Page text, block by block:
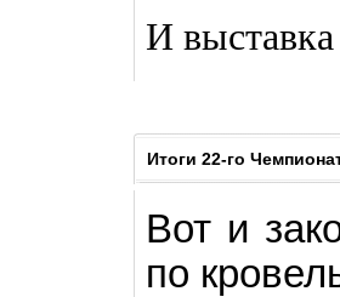
И
Итоги 22-го
Вот и
по